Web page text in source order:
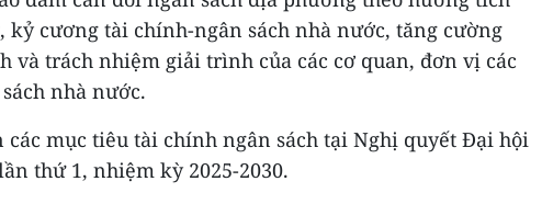
kỷ cương tài chính-ngân sách nhà nước, tăng cường
và trách nhiệm giải trình của các cơ quan, đơn vị các
nhà nước.
các mục tiêu tài chính ngân sách tại Nghị quyết Đại hội
thứ 1, nhiệm kỳ 2025-2030.